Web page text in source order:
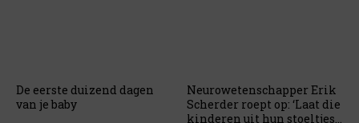
De eerste duizend dagen
van je baby
Neurowetenschapper Erik
Scherder roept op: ‘Laat die
kinderen uit hun stoeltjes